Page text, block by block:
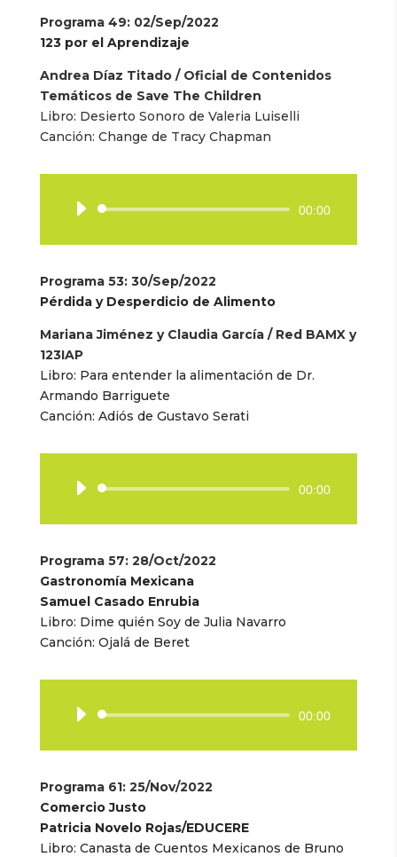
Programa 49: 02/Sep/2022
123 por el Aprendizaje
Andrea Díaz Titado / Oficial de Contenidos
Temáticos de Save The Children
Libro: Desierto Sonoro de Valeria Luiselli
Canción: Change de Tracy Chapman
Reproductor
audio
00:00
Programa 53: 30/Sep/2022
Pérdida y Desperdicio de Alimento
Mariana Jiménez y Claudia García / Red BAMX y
123IAP
Libro: Para entender la alimentación de Dr.
Armando Barriguete
Canción: Adiós de Gustavo Serati
Reproductor
audio
00:00
Programa 57: 28/Oct/2022
Gastronomía Mexicana
Samuel Casado Enrubia
Libro: Dime quién Soy de Julia Navarro
Canción: Ojalá de Beret
Reproductor
audio
00:00
Programa 61: 25/Nov/2022
Comercio Justo
Patricia Novelo Rojas/EDUCERE
Libro: Canasta de Cuentos Mexicanos de Bruno